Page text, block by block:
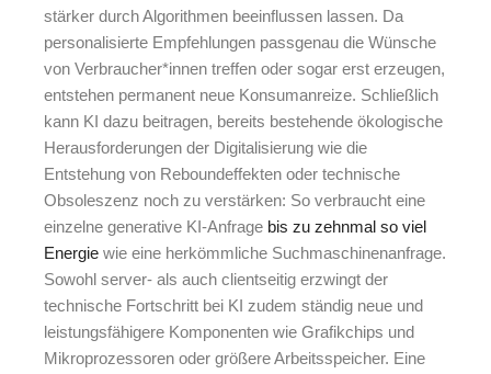
stärker durch Algorithmen beeinflussen lassen. Da
personalisierte Empfehlungen passgenau die Wünsche
von Verbraucher*innen treffen oder sogar erst erzeugen,
entstehen permanent neue Konsumanreize. Schließlich
kann KI dazu beitragen, bereits bestehende ökologische
Herausforderungen der Digitalisierung wie die
Entstehung von Reboundeffekten oder technische
Obsoleszenz noch zu verstärken: So verbraucht eine
einzelne generative KI-Anfrage bis zu zehnmal so viel
Energie wie eine herkömmliche Suchmaschinenanfrage.
Sowohl server- als auch clientseitig erzwingt der
technische Fortschritt bei KI zudem ständig neue und
leistungsfähigere Komponenten wie Grafikchips und
Mikroprozessoren oder größere Arbeitsspeicher. Eine